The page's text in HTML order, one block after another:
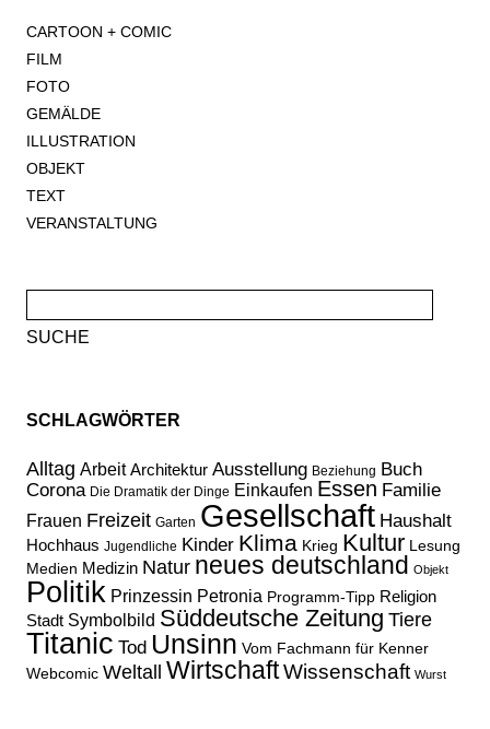
CARTOON + COMIC
FILM
FOTO
GEMÄLDE
ILLUSTRATION
OBJEKT
TEXT
VERANSTALTUNG
nach:
SCHLAGWÖRTER
Alltag Arbeit Architektur Ausstellung Beziehung Buch
Corona Die Dramatik der Dinge Einkaufen Essen Familie
Frauen Freizeit Garten Gesellschaft Haushalt
Hochhaus Jugendliche Kinder Klima Krieg Kultur Lesung
Medien Medizin Natur neues deutschland Objekt
Politik Prinzessin Petronia Programm-Tipp Religion
Stadt Symbolbild Süddeutsche Zeitung Tiere
Titanic Tod Unsinn Vom Fachmann für Kenner
Webcomic Weltall WirtschaftWissenschaft Wurst